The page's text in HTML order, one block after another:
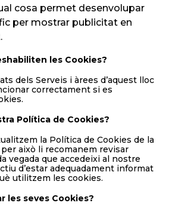
cosa permet desenvolupar
per mostrar publicitat en
les Cookies?
dels Serveis i àrees d’aquest lloc
correctament si es
Política de Cookies?
la Política de Cookies de la
això li recomanem revisar
vegada que accedeixi al nostre
d’estar adequadament informat
utilitzem les cookies.
les seves Cookies?